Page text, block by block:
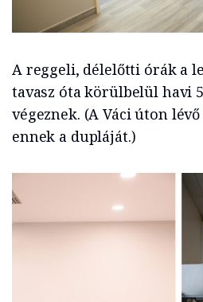
A reggeli, délelőtti órák a
tavasz óta körülbelül havi
végeznek. (A Váci úton
ennek a dupláját.)